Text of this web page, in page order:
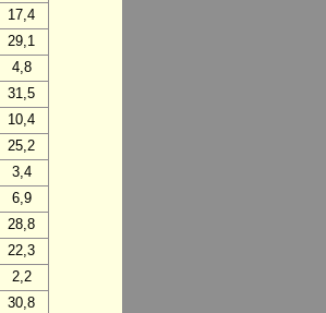
17,4
29,1
4,8
31,5
10,4
25,2
3,4
6,9
28,8
22,3
2,2
30,8